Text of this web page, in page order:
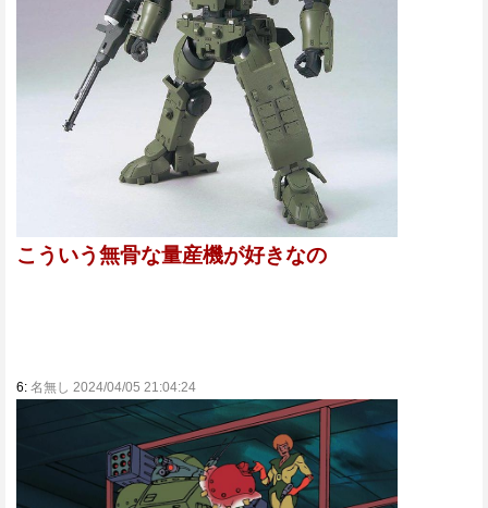
こういう無骨な量産機が好きなの
6: 名無し 2024/04/05 21:04:24